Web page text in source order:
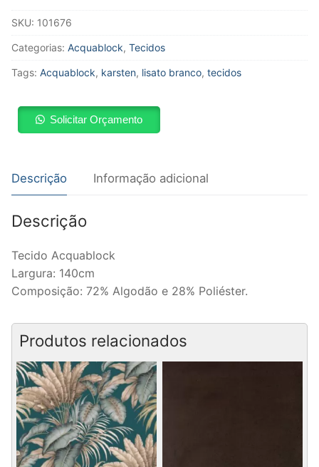
SKU: 101676
Categorias: Acquablock, Tecidos
Tags: Acquablock, karsten, lisato branco, tecidos
Solicitar Orçamento
Descrição Informação adicional
Descrição
Tecido Acquablock
Largura: 140cm
Composição: 72% Algodão e 28% Poliéster.
Produtos relacionados